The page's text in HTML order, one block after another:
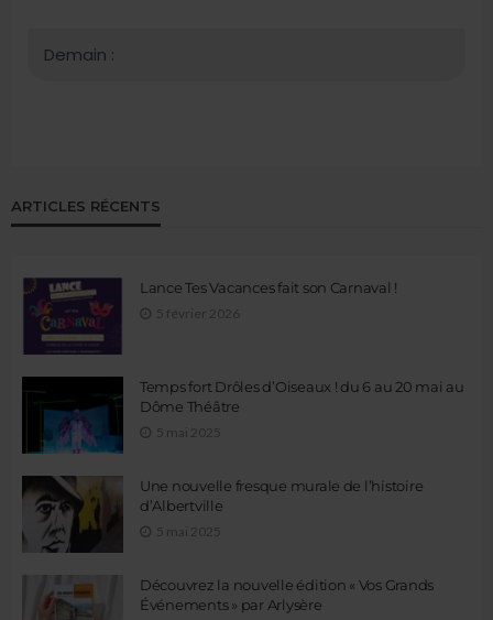
ARTICLES RÉCENTS
Lance Tes Vacances fait son Carnaval !
5 février 2026
Temps fort Drôles d’Oiseaux ! du 6 au 20 mai au
Dôme Théâtre
5 mai 2025
Une nouvelle fresque murale de l’histoire
d’Albertville
5 mai 2025
Découvrez la nouvelle édition « Vos Grands
Événements » par Arlysère